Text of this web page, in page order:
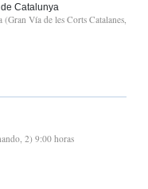
Catalunya
Vía de les Corts Catalanes,
2) 9:00 horas